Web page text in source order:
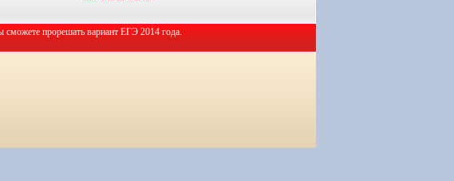
прорешать вариант ЕГЭ 2014 года.